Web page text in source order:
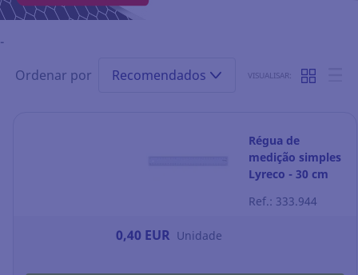
-
Ordenar por
Recomendados VISUALISAR:
Régua de
medição simples
Lyreco - 30 cm
Ref.: 333.944
0,40 EUR Unidade